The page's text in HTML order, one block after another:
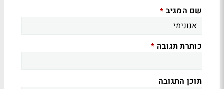
שם המגיב *
כותרת תגובה *
תוכן התגובה